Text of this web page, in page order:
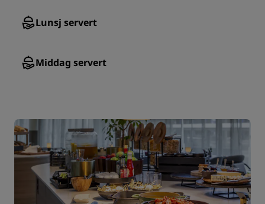
Lunsj servert
Middag servert